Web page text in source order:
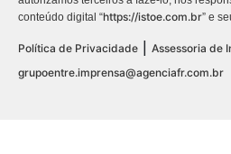
conteúdo digital “https://istoe.com.br” e
Política de Privacidade
Assessoria de
grupoentre.imprensa@agenciafr.com.br